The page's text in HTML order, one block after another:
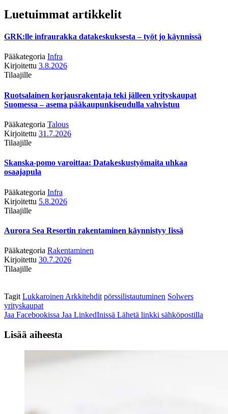
Luetuimmat artikkelit
GRK:lle infraurakka datakeskuksesta – työt jo käynnissä
Pääkategoria Infra
Kirjoitettu 3.8.2026
Tilaajille
Ruotsalainen korjausrakentaja teki jälleen yrityskaupat
Suomessa – asema pääkaupunkiseudulla vahvistuu
Pääkategoria Talous
Kirjoitettu 31.7.2026
Tilaajille
Skanska-pomo varoittaa: Datakeskustyömaita uhkaa
osaajapula
Pääkategoria Infra
Kirjoitettu 5.8.2026
Tilaajille
Aurora Sea Resortin rakentaminen käynnistyy Iissä
Pääkategoria Rakentaminen
Kirjoitettu 30.7.2026
Tilaajille
Tagit Lukkaroinen Arkkitehdit pörssilistautuminen Solwers
yrityskaupat
Jaa Facebookissa Jaa LinkedInissä Lähetä linkki sähköpostilla
Lisää aiheesta